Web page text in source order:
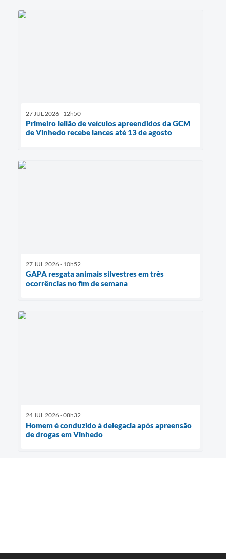
27 JUL 2026 - 12h50
Primeiro leilão de veículos apreendidos da GCM
de Vinhedo recebe lances até 13 de agosto
27 JUL 2026 - 10h52
GAPA resgata animais silvestres em três
ocorrências no fim de semana
24 JUL 2026 - 08h32
Homem é conduzido à delegacia após apreensão
de drogas em Vinhedo